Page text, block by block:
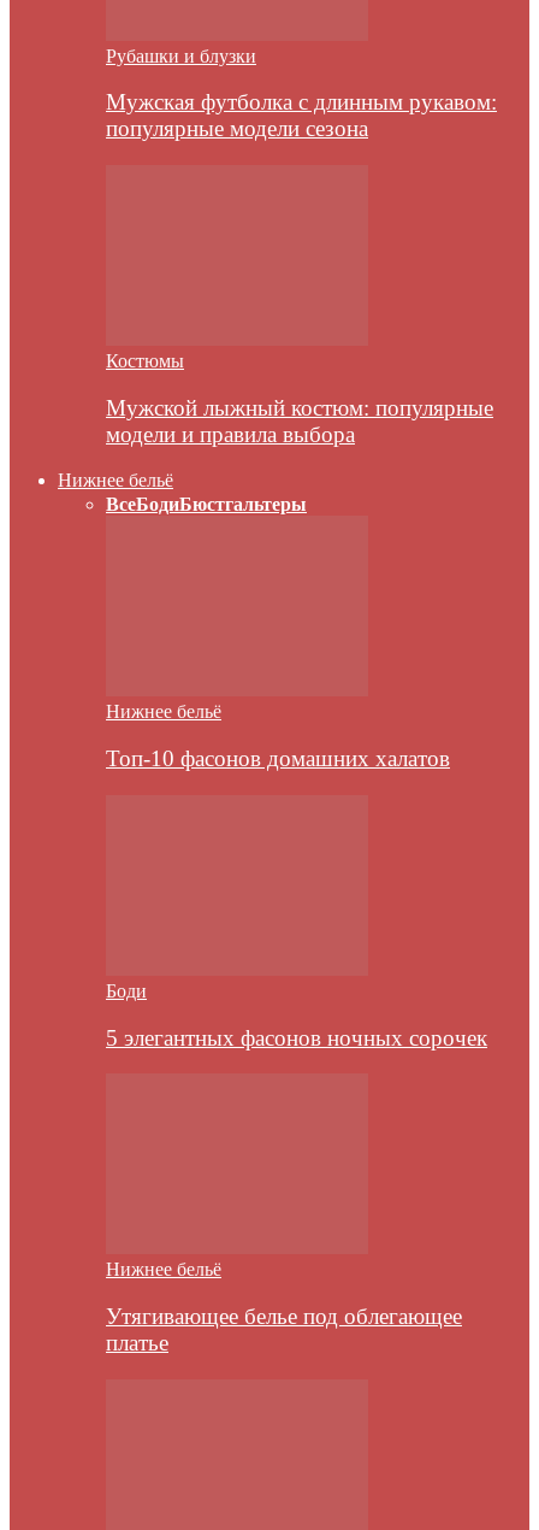
Рубашки и блузки
Мужская футболка с длинным рукавом:
популярные модели сезона
Костюмы
Мужской лыжный костюм: популярные
модели и правила выбора
Нижнее бельё
ВсеБодиБюстгальтеры
Нижнее бельё
Топ-10 фасонов домашних халатов
Боди
5 элегантных фасонов ночных сорочек
Нижнее бельё
Утягивающее белье под облегающее
платье